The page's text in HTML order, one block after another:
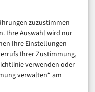
zuzustimmen
Ihre Auswahl wird nur
Ihre Einstellungen
Ihrer Zustimmung,
verwenden oder
verwalten“ am